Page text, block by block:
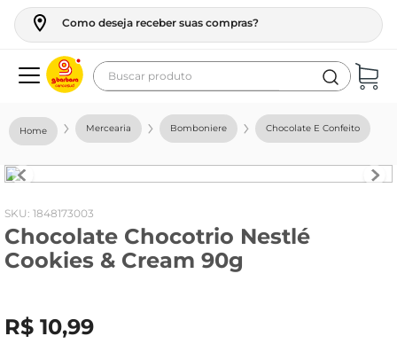
Como deseja receber suas compras?
Buscar produto
Mercearia Bomboniere Chocolate E Confeito
: 1848173003
Chocolate Chocotrio Nestlé
Cookies & Cream 90g
R$ 10,99
geladeira
fogao
café
cerveja
leite